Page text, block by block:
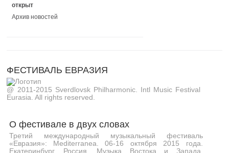
открыт
Архив новостей
ФЕСТИВАЛЬ ЕВРАЗИЯ
@ 2011-2015 Sverdlovsk Philharmonic. Intl Music Festival
Eurasia. All rights reserved.
О фестивале в двух словах
Третий международный музыкальный фестиваль
«Евразия»: Mediterranea. 06-16 октября 2015 года.
Екатеринбург, Россия. Музыка Востока и Запада,